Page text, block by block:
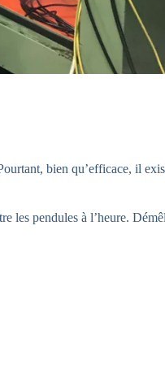
bien qu’efficace, il
les pendules à l’heure.